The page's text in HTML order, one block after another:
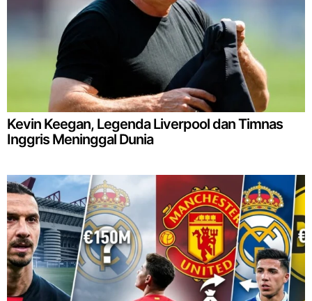
Kevin Keegan, Legenda Liverpool dan Timnas
Inggris Meninggal Dunia